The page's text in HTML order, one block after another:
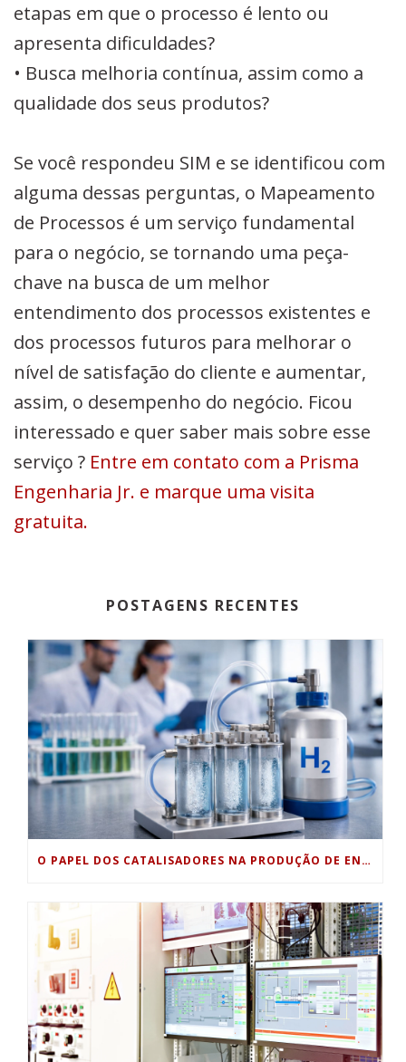
etapas em que o processo é lento ou
apresenta dificuldades?
• Busca melhoria contínua, assim como a
qualidade dos seus produtos?
Se você respondeu SIM e se identificou com
alguma dessas perguntas, o Mapeamento
de Processos é um serviço fundamental
para o negócio, se tornando uma peça-
chave na busca de um melhor
entendimento dos processos existentes e
dos processos futuros para melhorar o
nível de satisfação do cliente e aumentar,
assim, o desempenho do negócio. Ficou
interessado e quer saber mais sobre esse
serviço ? Entre em contato com a Prisma
Engenharia Jr. e marque uma visita
gratuita.
POSTAGENS RECENTES
O PAPEL DOS CATALISADORES NA PRODUÇÃO DE ENERGIA LIMPA